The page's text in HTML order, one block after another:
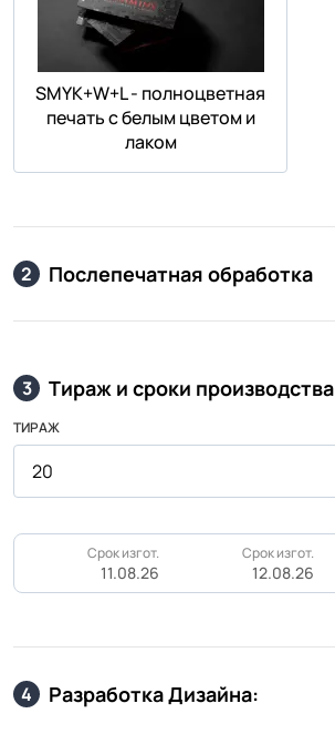
SMYK+W+L - полноцветная
печать с белым цветом и
лаком
2 Послепечатная обработка
3 Тираж и сроки производства
ТИРАЖ
Срок изгот.
11.08.26
Срок изгот.
12.08.26
4 Разработка Дизайна: